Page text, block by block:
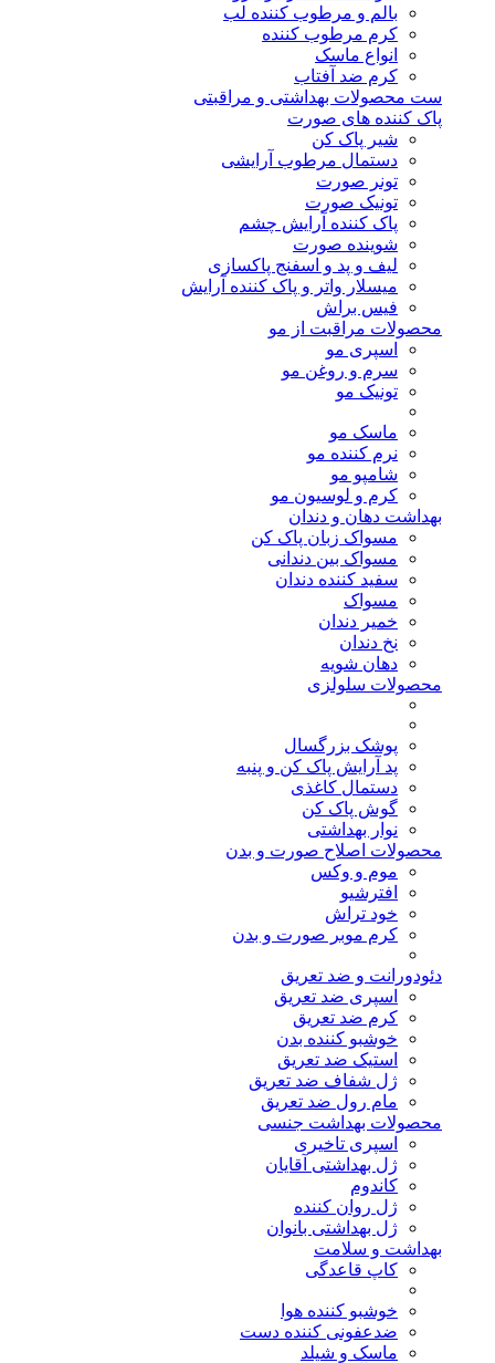
بالم و مرطوب کننده لب
کرم مرطوب کننده
انواع ماسک
کرم ضد آفتاب
ست محصولات بهداشتی و مراقبتی
پاک کننده های صورت
شیر پاک کن
دستمال مرطوب آرایشی
تونر صورت
تونیک صورت
پاک کننده آرایش چشم
شوینده صورت
لیف و پد و اسفنج پاکسازی
میسلار واتر و پاک کننده آرایش
فیس براش
محصولات مراقبت از مو
اسپری مو
سرم و روغن مو
تونیک مو
ماسک مو
نرم کننده مو
شامپو مو
کرم و لوسیون مو
بهداشت دهان و دندان
مسواک زبان پاک کن
مسواک بین دندانی
سفید کننده دندان
مسواک
خمیر دندان
نخ دندان
دهان شویه
محصولات سلولزی
پوشک بزرگسال
پد آرایش پاک کن و پنبه
دستمال کاغذی
گوش پاک کن
نوار بهداشتی
محصولات اصلاح صورت و بدن
موم و وکس
افترشیو
خود تراش
کرم موبر صورت و بدن
دئودورانت و ضد تعریق
اسپری ضد تعریق
کرم ضد تعریق
خوشبو کننده بدن
استیک ضد تعریق
ژل شفاف ضد تعریق
مام رول ضد تعریق
محصولات بهداشت جنسی
اسپری تاخیری
ژل بهداشتی آقایان
کاندوم
ژل روان کننده
ژل بهداشتی بانوان
بهداشت و سلامت
کاپ قاعدگی
خوشبو کننده هوا
ضدعفونی کننده دست
ماسک و شیلد